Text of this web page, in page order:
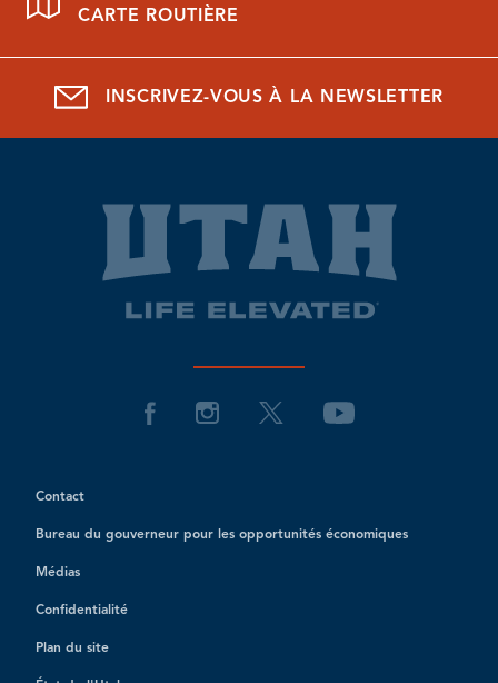
CARTE ROUTIÈRE
INSCRIVEZ-VOUS À LA NEWSLETTER
Contact
Bureau du gouverneur pour les opportunités économiques
Médias
Confidentialité
Plan du site